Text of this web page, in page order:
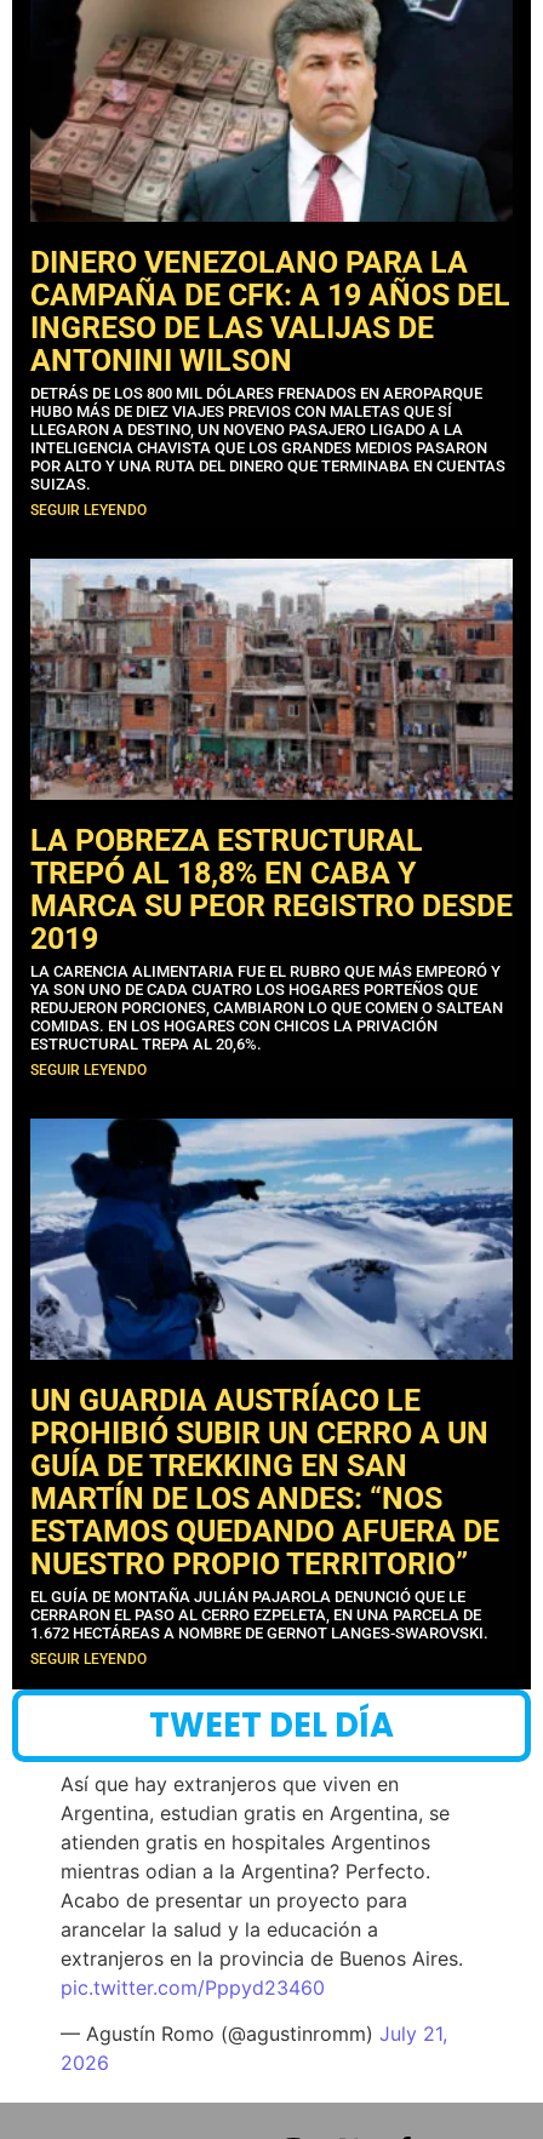
DINERO VENEZOLANO PARA LA
CAMPAÑA DE CFK: A 19 AÑOS DEL
INGRESO DE LAS VALIJAS DE
ANTONINI WILSON
DETRÁS DE LOS 800 MIL DÓLARES FRENADOS EN AEROPARQUE
HUBO MÁS DE DIEZ VIAJES PREVIOS CON MALETAS QUE SÍ
LLEGARON A DESTINO, UN NOVENO PASAJERO LIGADO A LA
INTELIGENCIA CHAVISTA QUE LOS GRANDES MEDIOS PASARON
POR ALTO Y UNA RUTA DEL DINERO QUE TERMINABA EN CUENTAS
SUIZAS.
SEGUIR LEYENDO
LA POBREZA ESTRUCTURAL
TREPÓ AL 18,8% EN CABA Y
MARCA SU PEOR REGISTRO DESDE
2019
LA CARENCIA ALIMENTARIA FUE EL RUBRO QUE MÁS EMPEORÓ Y
YA SON UNO DE CADA CUATRO LOS HOGARES PORTEÑOS QUE
REDUJERON PORCIONES, CAMBIARON LO QUE COMEN O SALTEAN
COMIDAS. EN LOS HOGARES CON CHICOS LA PRIVACIÓN
ESTRUCTURAL TREPA AL 20,6%.
SEGUIR LEYENDO
UN GUARDIA AUSTRÍACO LE
PROHIBIÓ SUBIR UN CERRO A UN
GUÍA DE TREKKING EN SAN
MARTÍN DE LOS ANDES: “NOS
ESTAMOS QUEDANDO AFUERA DE
NUESTRO PROPIO TERRITORIO”
EL GUÍA DE MONTAÑA JULIÁN PAJAROLA DENUNCIÓ QUE LE
CERRARON EL PASO AL CERRO EZPELETA, EN UNA PARCELA DE
1.672 HECTÁREAS A NOMBRE DE GERNOT LANGES-SWAROVSKI.
SEGUIR LEYENDO
TWEET DEL DÍA
Así que hay extranjeros que viven en
Argentina, estudian gratis en Argentina, se
atienden gratis en hospitales Argentinos
mientras odian a la Argentina? Perfecto.
Acabo de presentar un proyecto para
arancelar la salud y la educación a
extranjeros en la provincia de Buenos Aires.
pic.twitter.com/Pppyd23460
— Agustín Romo (@agustinromm) July 21,
2026